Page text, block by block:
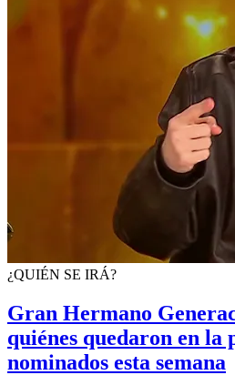
¿QUIÉN SE IRÁ?
Gran Hermano
quiénes quedaron en la
nominados esta semana